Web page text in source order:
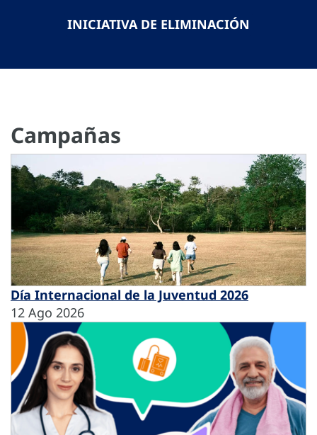
INICIATIVA DE ELIMINACIÓN
Campañas
Día Internacional de la Juventud 2026
12 Ago 2026